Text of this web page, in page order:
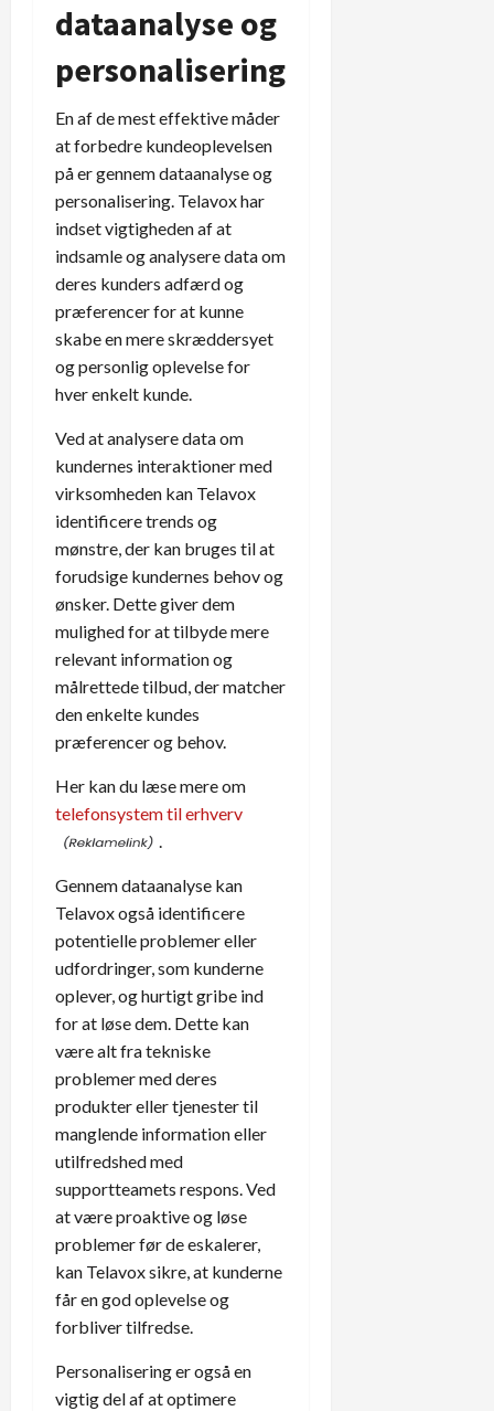
dataanalyse og
personalisering
En af de mest effektive måder
at forbedre kundeoplevelsen
på er gennem dataanalyse og
personalisering. Telavox har
indset vigtigheden af at
indsamle og analysere data om
deres kunders adfærd og
præferencer for at kunne
skabe en mere skræddersyet
og personlig oplevelse for
hver enkelt kunde.
Ved at analysere data om
kundernes interaktioner med
virksomheden kan Telavox
identificere trends og
mønstre, der kan bruges til at
forudsige kundernes behov og
ønsker. Dette giver dem
mulighed for at tilbyde mere
relevant information og
målrettede tilbud, der matcher
den enkelte kundes
præferencer og behov.
Her kan du læse mere om
telefonsystem til erhverv
Gennem dataanalyse kan
Telavox også identificere
potentielle problemer eller
udfordringer, som kunderne
oplever, og hurtigt gribe ind
for at løse dem. Dette kan
være alt fra tekniske
problemer med deres
produkter eller tjenester til
manglende information eller
utilfredshed med
supportteamets respons. Ved
at være proaktive og løse
problemer før de eskalerer,
kan Telavox sikre, at kunderne
får en god oplevelse og
forbliver tilfredse.
Personalisering er også en
vigtig del af at optimere